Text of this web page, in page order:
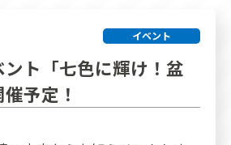
ム
イベント
ント「七色に輝け！盆
予定！